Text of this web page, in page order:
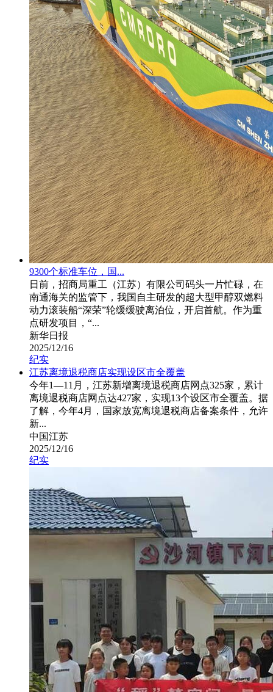
9300个标准车位，国...
日前，招商局重工（江苏）有限公司码头一片忙碌，在
南通海关的监管下，我国自主研发的超大型甲醇双燃料
动力滚装船“深荣”轮缓缓驶离泊位，开启首航。作为重
点研发项目，“...
新华日报
2025/12/16
纪实
江苏离境退税商店实现设区市全覆盖
今年1—11月，江苏新增离境退税商店网点325家，累计
离境退税商店网点达427家，实现13个设区市全覆盖。据
了解，今年4月，国家放宽离境退税商店备案条件，允许
新...
中国江苏
2025/12/16
纪实